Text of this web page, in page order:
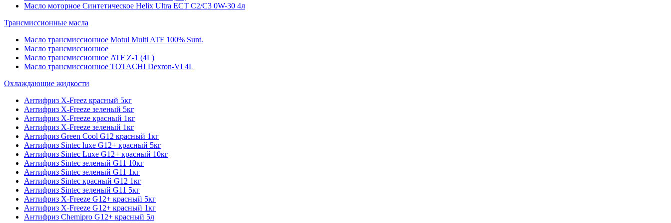
Масло моторное Синтетическое Helix Ultra ECT C2/C3 0W-30 4л
Трансмиссионные масла
Масло трансмиссионное Motul Multi ATF 100% Sunt.
Масло трансмиссионное
Масло трансмиссионное ATF Z-1 (4L)
Масло трансмиссионное TOTACHI Dexron-VI 4L
Охлаждающие жидкости
Антифриз X-Freez красный 5кг
Антифриз X-Freeze зеленый 5кг
Антифриз X-Freeze красный 1кг
Антифриз X-Freeze зеленый 1кг
Антифриз Green Cool G12 красный 1кг
Антифриз Sintec luxe G12+ красный 5кг
Антифриз Sintec Luxe G12+ красный 10кг
Антифриз Sintec зеленый G11 10кг
Антифриз Sintec зеленый G11 1кг
Антифриз Sintec красный G12 1кг
Антифриз Sintec зеленый G11 5кг
Антифриз X-Freeze G12+ красный 5кг
Антифриз X-Freeze G12+ красный 1кг
Антифриз Chemipro G12+ красный 5л